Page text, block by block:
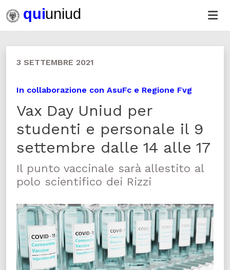
3 SETTEMBRE 2021
In collaborazione con AsuFc e Regione Fvg
Vax Day Uniud per
studenti e personale il 9
settembre dalle 14 alle 17
Il punto vaccinale sarà allestito al
polo scientifico dei Rizzi